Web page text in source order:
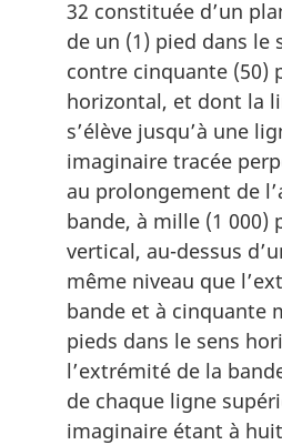
32 constituée d’un
de un (1) pied dans le
contre cinquante (50)
horizontal, et dont la
s’élève jusqu’à une
imaginaire tracée
au prolongement de
bande, à mille (1 000)
vertical, au-dessus
même niveau que
bande et à cinquante
pieds dans le sens
l’extrémité de la
de chaque ligne
imaginaire étant à